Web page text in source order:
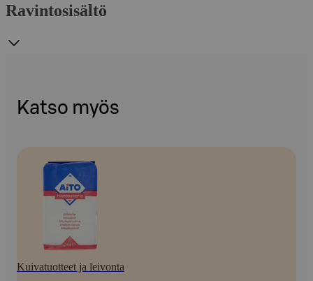
Ravintosisältö
Katso myös
Kuivatuotteet ja leivonta